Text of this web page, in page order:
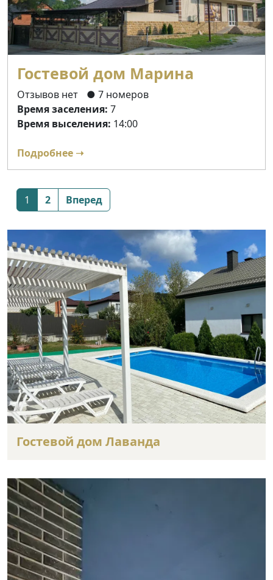
Гостевой дом Марина
Отзывов нет
● 7 номеров
Время заселения: 7
Время выселения: 14:00
Подробнее ➝
Posts
navigation
1 2 Вперед
Гостевой дом Лаванда